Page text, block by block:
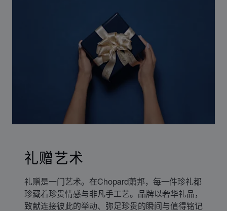
礼赠艺术
礼赠是一门艺术。在Chopard萧邦，每一件珍礼都
珍藏着珍贵情感与非凡手工艺。品牌以奢华礼品，
致献连接彼此的举动、弥足珍贵的瞬间与值得铭记